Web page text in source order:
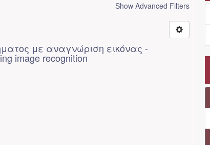
Show Advanced Filters
με αναγνώριση εικόνας -
image recognition